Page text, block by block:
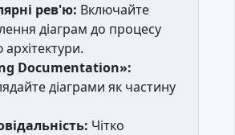
рев'ю: Включайте
діаграм до процесу
Documentation»:
діаграми як частину
Чітко